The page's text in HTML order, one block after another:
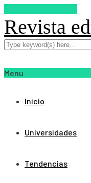
Revista
Menu
Inicio
Universidades
Tendencias